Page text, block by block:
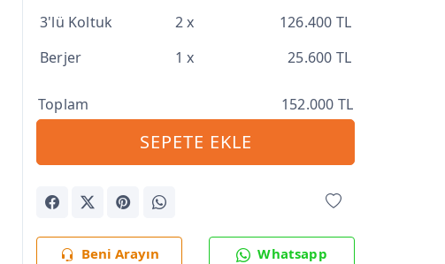
3'lü Koltuk 2 x
126.400 TL
Berjer
1 x 25.600 TL
Toplam 152.000 TL
SEPETE EKLE
Beni Arayın Whatsapp